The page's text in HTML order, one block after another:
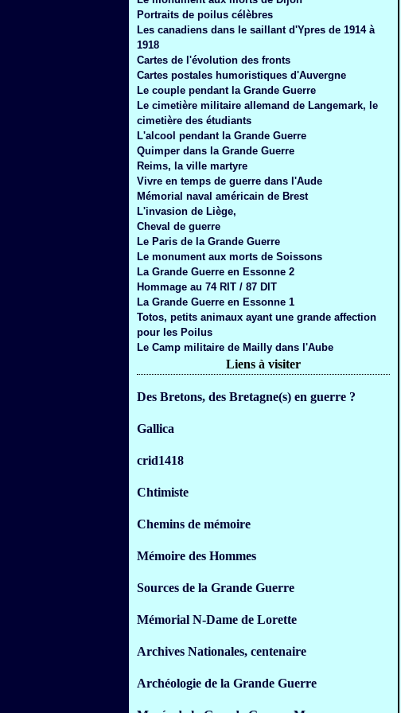
Portraits de poilus célèbres
Les canadiens dans le saillant d'Ypres de 1914 à
1918
Cartes de l'évolution des fronts
Cartes postales humoristiques d'Auvergne
Le couple pendant la Grande Guerre
Le cimetière militaire allemand de Langemark, le
cimetière des étudiants
L'alcool pendant la Grande Guerre
Quimper dans la Grande Guerre
Reims, la ville martyre
Vivre en temps de guerre dans l'Aude
Mémorial naval américain de Brest
L'invasion de Liège,
Cheval de guerre
Le Paris de la Grande Guerre
Le monument aux morts de Soissons
La Grande Guerre en Essonne 2
Hommage au 74 RIT / 87 DIT
La Grande Guerre en Essonne 1
Totos, petits animaux ayant une grande affection
pour les Poilus
Le Camp militaire de Mailly dans l'Aube
Liens à visiter
Des Bretons, des Bretagne(s) en guerre ?
Gallica
crid1418
Chtimiste
Chemins de mémoire
Mémoire des Hommes
Sources de la Grande Guerre
Mémorial N-Dame de Lorette
Archives Nationales, centenaire
Archéologie de la Grande Guerre